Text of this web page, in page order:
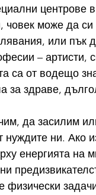
центрове
човек може да
или пък
– артисти,
са от водещо
здраве,
да засилим
нуждите ни. Ако
енергията на
физически